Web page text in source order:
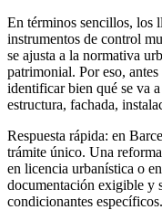
En términos sencillos, los
instrumentos de control
se ajusta a la normativa
patrimonial. Por eso,
identificar bien qué se va
estructura, fachada,
Respuesta rápida: en
trámite único. Una
en licencia urbanística o
documentación exigible y
condicionantes específicos.